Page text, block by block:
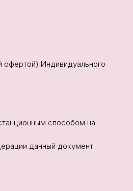
Индивидуального
способом на
данный документ